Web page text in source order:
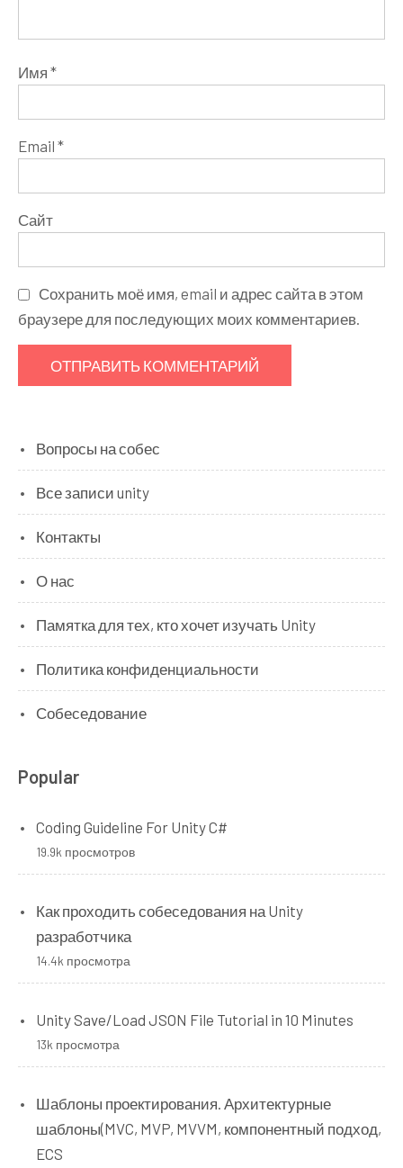
Имя *
Email *
Сайт
Сохранить моё имя, email и адрес сайта в этом
браузере для последующих моих комментариев.
Вопросы на собес
Все записи unity
Контакты
О нас
Памятка для тех, кто хочет изучать Unity
Политика конфиденциальности
Собеседование
Popular
Coding Guideline For Unity C#
19.9k просмотров
Как проходить собеседования на Unity
разработчика
14.4k просмотра
Unity Save/Load JSON File Tutorial in 10 Minutes
13k просмотра
Шаблоны проектирования. Архитектурные
шаблоны(MVC, MVP, MVVM, компонентный подход,
ECS